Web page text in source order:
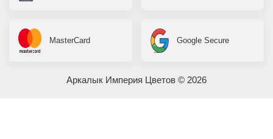
Аркалык Империя Цветов © 2026
MasterCard Google Secure